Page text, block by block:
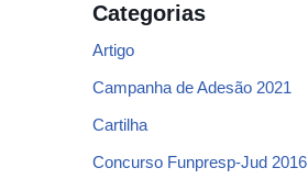
Categorias
Artigo
Campanha de Adesão 2021
Cartilha
Concurso Funpresp-Jud 2016